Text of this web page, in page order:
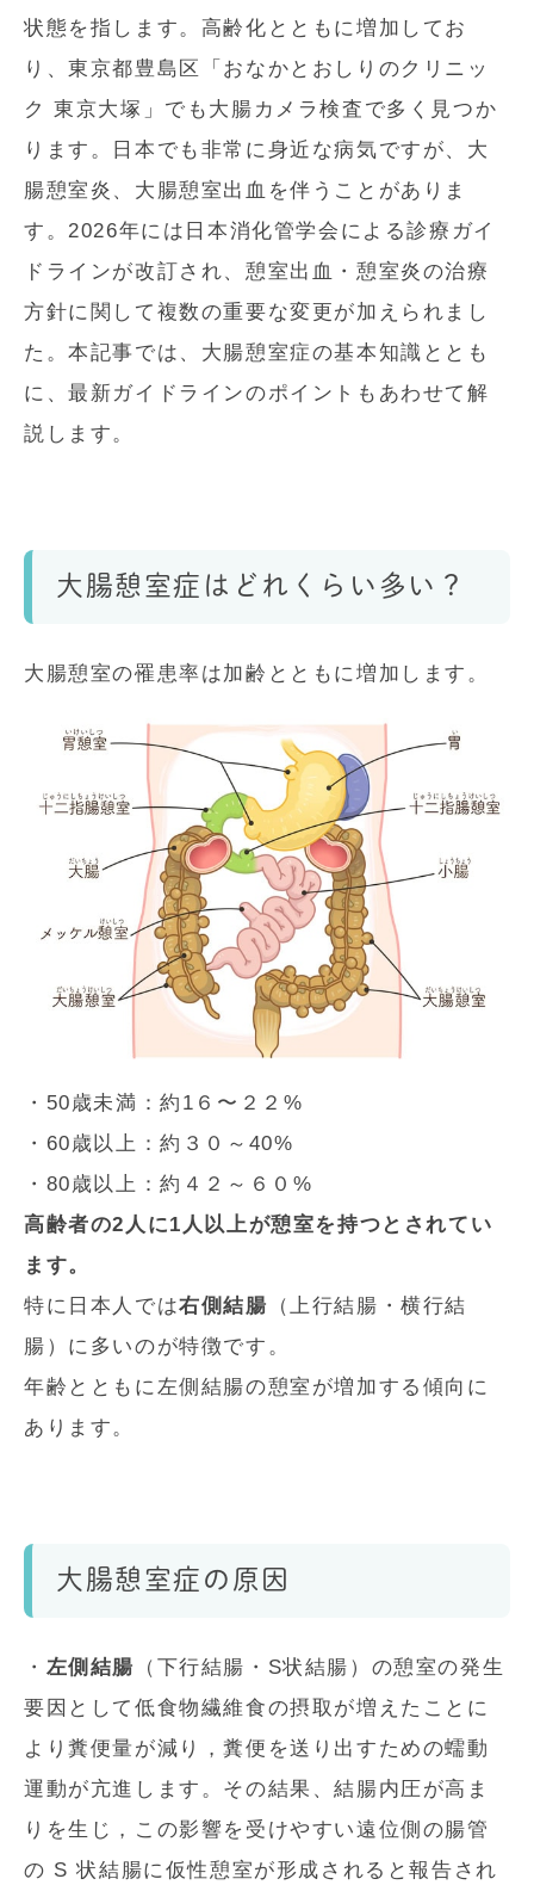
状態を指します。高齢化とともに増加してお
り、東京都豊島区「おなかとおしりのクリニッ
ク 東京大塚」でも大腸カメラ検査で多く見つか
ります。日本でも非常に身近な病気ですが、大
腸憩室炎、大腸憩室出血を伴うことがありま
す。2026年には日本消化管学会による診療ガイ
ドラインが改訂され、憩室出血・憩室炎の治療
方針に関して複数の重要な変更が加えられまし
た。本記事では、大腸憩室症の基本知識ととも
に、最新ガイドラインのポイントもあわせて解
説します。
大腸憩室症はどれくらい多い？
大腸憩室の罹患率は加齢とともに増加します。
・50歳未満：約1６〜２２%
・60歳以上：約３０～40%
・80歳以上：約４２～６０%
高齢者の2人に1人以上が憩室を持つとされてい
ます。
特に日本人では右側結腸 （上行結腸・横行結
腸）に多いのが特徴です。
年齢とともに左側結腸の憩室が増加する傾向に
あります。
大腸憩室症の原因
・ 左側結腸
（下行結腸・S状結腸）の憩室の発生
要因として低食物繊維食の摂取が増えたことに
より糞便量が減り，糞便を送り出すための蠕動
運動が亢進します。その結果、結腸内圧が高ま
りを生じ，この影響を受けやすい遠位側の腸管
の S 状結腸に仮性憩室が形成されると報告され